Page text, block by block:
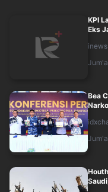
KPI
Eks
inews
Bea